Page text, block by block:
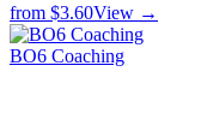
from $3.60View →
BO6 Coaching